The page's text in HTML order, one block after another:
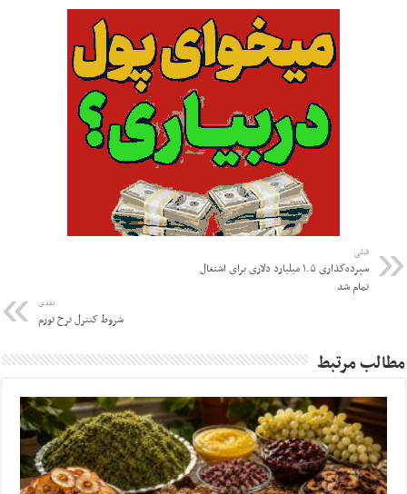
قبلی
سپرده‌گذاری ۱.۵ میلیارد دلاری برای اشتغال
تمام شد
بعدی
شروط کنترل نرخ تورم
مطالب مرتبط